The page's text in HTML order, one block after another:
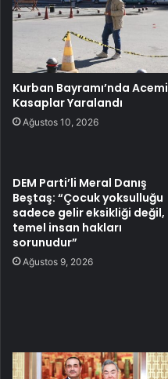
Kurban Bayramı’nda Acemi
Kasaplar Yaralandı
Ağustos 10, 2026
DEM Parti’li Meral Danış
Beştaş: “Çocuk yoksulluğu
sadece gelir eksikliği değil,
temel insan hakları
sorunudur”
Ağustos 9, 2026